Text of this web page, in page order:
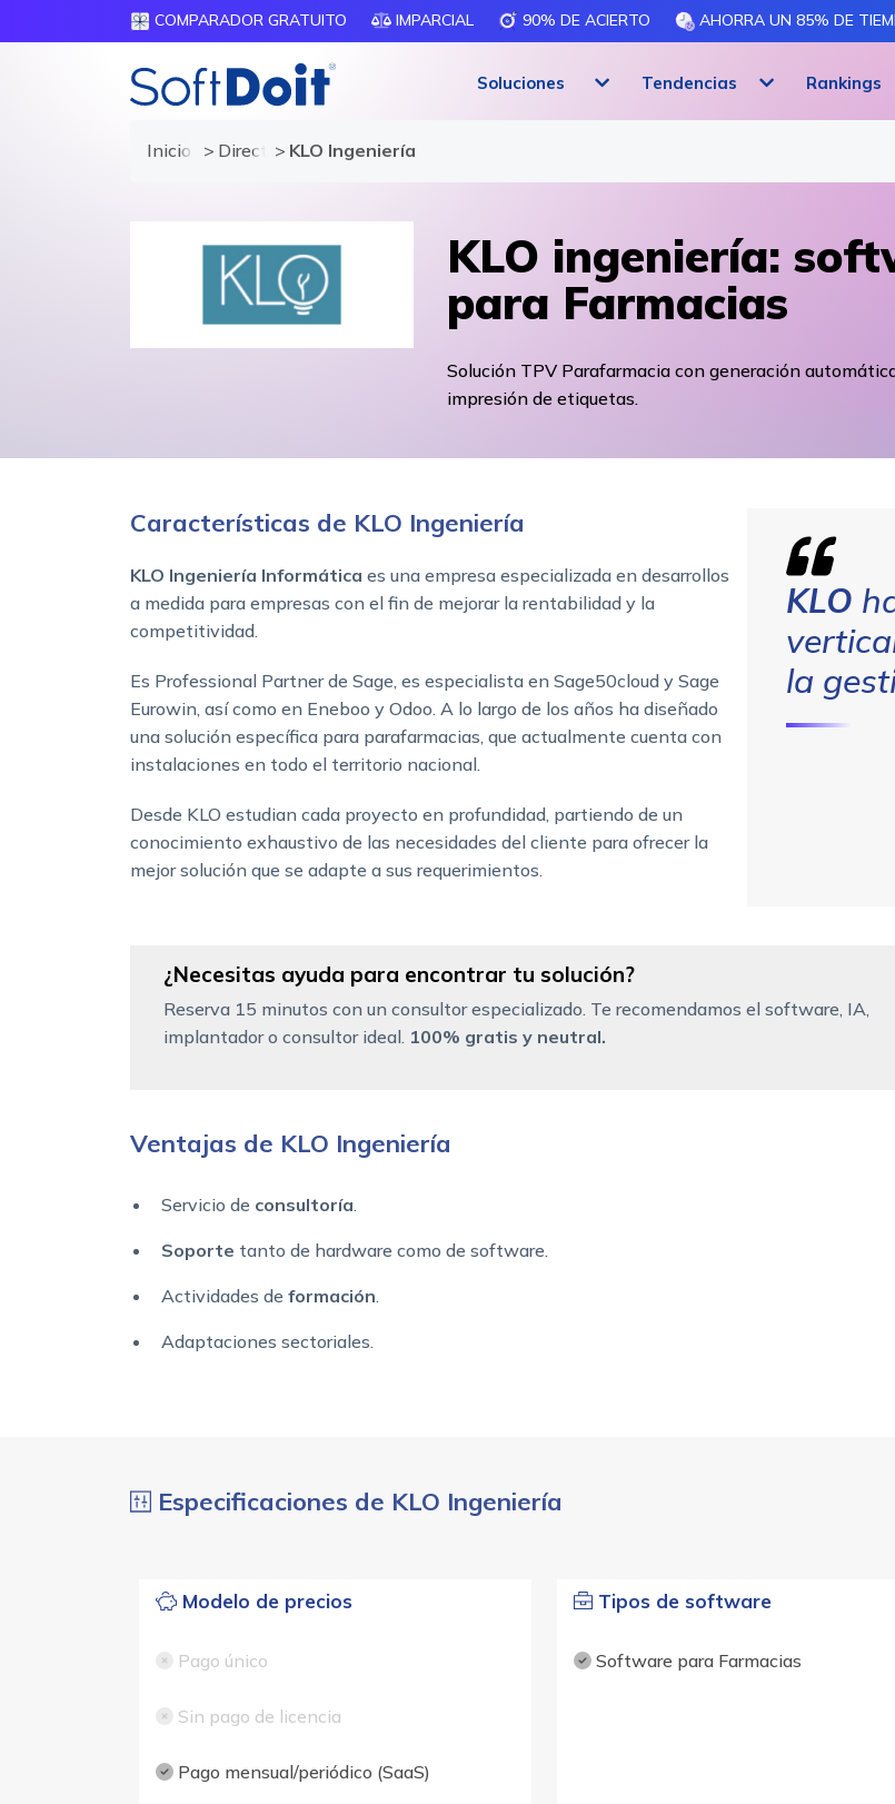
COMPARADOR GRATUITO IMPARCIAL 90% DE ACIERTO AHORRA UN 85% DE
Soluciones Tendencias Rankings
Inicio Directorio de proveedores
KLO Ingeniería
KLO ingeniería:
para Farmacias
Solución TPV Parafarmacia con generación
impresión de etiquetas.
Características de KLO Ingeniería
KLO Ingeniería Informática es una empresa especializada en desarrollos
a medida para empresas con el fin de mejorar la rentabilidad y la
competitividad.
Es Professional Partner de Sage, es especialista en Sage50cloud y Sage
Eurowin, así como en Eneboo y Odoo. A lo largo de los años ha diseñado
una solución específica para parafarmacias, que actualmente cuenta con
instalaciones en todo el territorio nacional.
Desde KLO estudian cada proyecto en profundidad, partiendo de un
conocimiento exhaustivo de las necesidades del cliente para ofrecer la
mejor solución que se adapte a sus requerimientos.
KLO
la
¿Necesitas ayuda para encontrar tu solución?
Reserva 15 minutos con un consultor especializado. Te recomendamos el software, IA,
implantador o consultor ideal. 100% gratis y neutral.
Ventajas de KLO Ingeniería
Servicio de consultoría.
Soporte tanto de hardware como de software.
Actividades de formación.
Adaptaciones sectoriales.
Especificaciones de KLO Ingeniería
Modelo de precios
Pago único
Sin pago de licencia
Pago mensual/periódico (SaaS)
Tipos de software
Software para Farmacias